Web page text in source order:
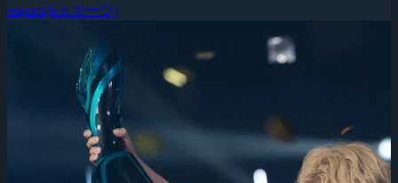
esports(eスポーツ)